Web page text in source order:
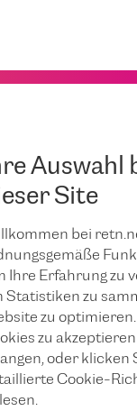
Auswahl
Site
bei
Ihre Erfahrung zu
Statistiken zu
zu
zu
oder klicken
Cookie-